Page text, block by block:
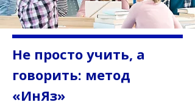
Не просто учить, а
говорить: метод
«ИнЯз»